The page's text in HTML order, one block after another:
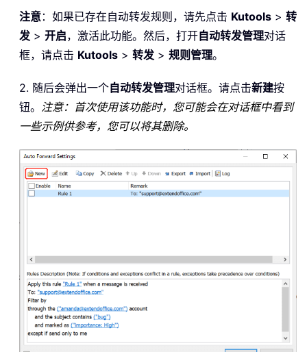
注意：如果已存在自动转发规则，请先点击 Kutools > 转
发 > 开启，激活此功能。然后，打开自动转发管理对话
框，请点击 Kutools > 转发 > 规则管理。
2. 随后会弹出一个自动转发管理对话框。请点击新建按
钮。 注意：首次使用该功能时，您可能会在对话框中看到
一些示例供参考，您可以将其删除。